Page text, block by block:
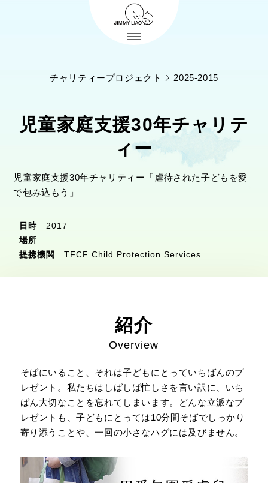
チャリティープロジェクト 2025-2015
児童家庭支援30年チャリテ
ィー
児童家庭支援30年チャリティー「虐待された子どもを愛
で包み込もう」
日時
2017
場所
提携機関
TFCF Child Protection Services
紹介
Overview
そばにいること、それは子どもにとっていちばんのプ
レゼント。私たちはしばしば忙しさを言い訳に、いち
ばん大切なことを忘れてしまいます。どんな立派なプ
レゼントも、子どもにとっては10分間そばでしっかり
寄り添うことや、一回の小さなハグには及びません。